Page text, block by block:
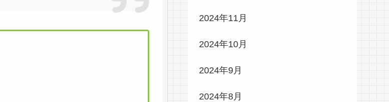
2024年11月
2024年10月
2024年9月
2024年8月